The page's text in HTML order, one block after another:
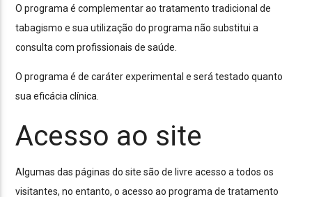
O programa é complementar ao tratamento tradicional de
tabagismo e sua utilização do programa não substitui a
consulta com profissionais de saúde.
O programa é de caráter experimental e será testado quanto
sua eficácia clínica.
Acesso ao site
Algumas das páginas do site são de livre acesso a todos os
visitantes, no entanto, o acesso ao programa de tratamento